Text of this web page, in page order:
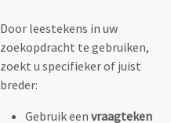
Door leestekens in uw
zoekopdracht te gebruiken,
zoekt u specifieker of juist
breder:
Gebruik een vraagteken